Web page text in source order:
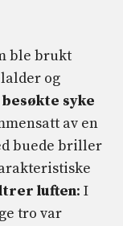
ble brukt
og
syke
av en
buede briller
luften: I
tro var